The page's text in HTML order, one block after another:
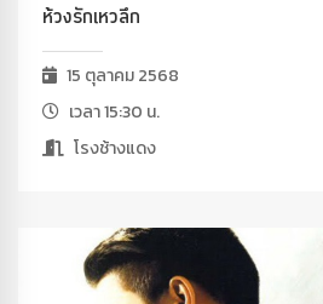
ห้วงรักเหวลึก
15 ตุลาคม 2568
เวลา 15:30 น.
โรงช้างแดง